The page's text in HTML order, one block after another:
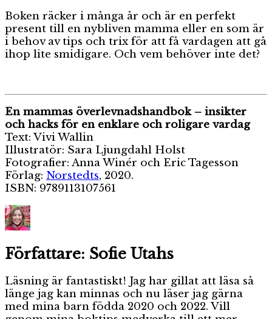
Boken räcker i många år och är en perfekt
present till en nybliven mamma eller en som är
i behov av tips och trix för att få vardagen att gå
ihop lite smidigare. Och vem behöver inte det?
En mammas överlevnadshandbok – insikter
och hacks för en enklare och roligare vardag
Text: Vivi Wallin
Illustratör: Sara Ljungdahl Holst
Fotografier: Anna Winér och Eric Tagesson
Förlag: Norstedts, 2020.
ISBN: 9789113107561
Författare: Sofie Utahs
Läsning är fantastiskt! Jag har gillat att läsa så
länge jag kan minnas och nu läser jag gärna
med mina barn födda 2020 och 2022. Vill